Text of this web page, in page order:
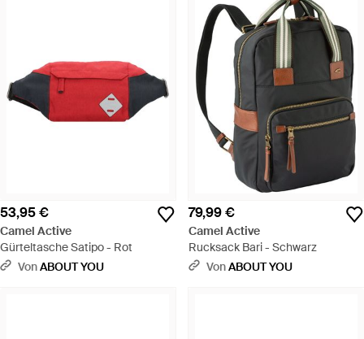
53,95 €
Camel Active
Gürteltasche Satipo - Rot
VonABOUT YOU
79,99 €
Camel Active
Rucksack Bari - Schwarz
VonABOUT YOU